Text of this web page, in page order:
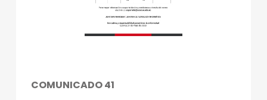
COMUNICADO 41